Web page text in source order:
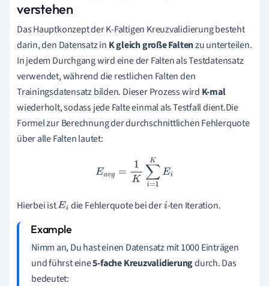
verstehen
Das Hauptkonzept der K-Faltigen Kreuzvalidierung besteht
darin, den Datensatz in K gleich große Faltenzu unterteilen.
In jedem Durchgang wird eine der Falten als Testdatensatz
verwendet, während die restlichen Falten den
Trainingsdatensatz bilden. Dieser Prozess wird K-mal
wiederholt, sodass jede Falte einmal als Testfall dient.Die
Formel zur Berechnung der durchschnittlichen Fehlerquote
über alle Falten lautet:
K∑ =1KE i
Hierbei istEi die Fehlerquote bei deri-ten Iteration.
Nimm an, Du hast einen Datensatz mit 1000 Einträgen
und führst eine5-fache Kreuzvalidierungdurch. Das
bedeutet: